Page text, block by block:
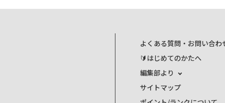
よくある質問・お問い合わ
🔰はじめてのかたへ
編集部より
サイトマップ